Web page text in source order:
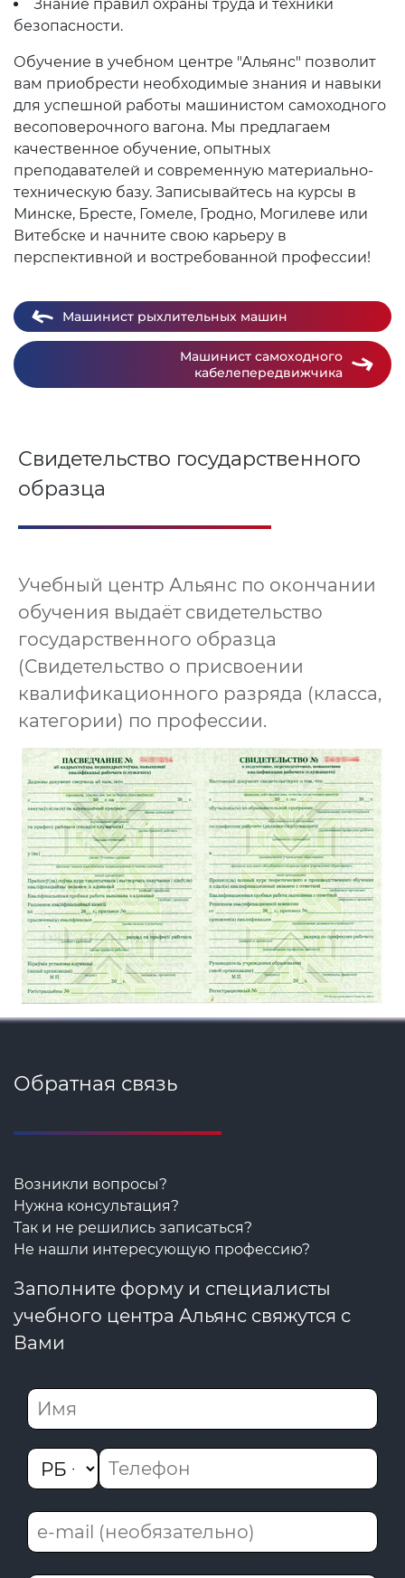
Знание правил охраны труда и техники
безопасности.
Обучение в учебном центре "Альянс" позволит
вам приобрести необходимые знания и навыки
для успешной работы машинистом самоходного
весоповерочного вагона. Мы предлагаем
качественное обучение, опытных
преподавателей и современную материально-
техническую базу. Записывайтесь на курсы в
Минске, Бресте, Гомеле, Гродно, Могилеве или
Витебске и начните свою карьеру в
перспективной и востребованной профессии!
Машинист рыхлительных машин
Машинист самоходного
кабелепередвижчика
Свидетельство государственного
образца
Учебный центр Альянс по окончании
обучения выдаёт свидетельство
государственного образца
(Свидетельство о присвоении
квалификационного разряда (класса,
категории) по профессии.
Обратная связь
Возникли вопросы?
Нужна консультация?
Так и не решились записаться?
Не нашли интересующую профессию?
Заполните форму и специалисты
учебного центра Альянс свяжутся с
Вами